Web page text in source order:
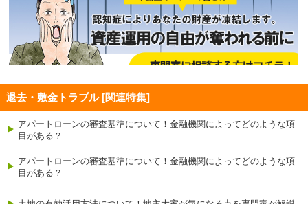
退去・敷金トラブル [関連特集]
アパートローンの審査基準について！金融機関によってどのような項
目がある？
アパートローンの審査基準について！金融機関によってどのような項
目がある？